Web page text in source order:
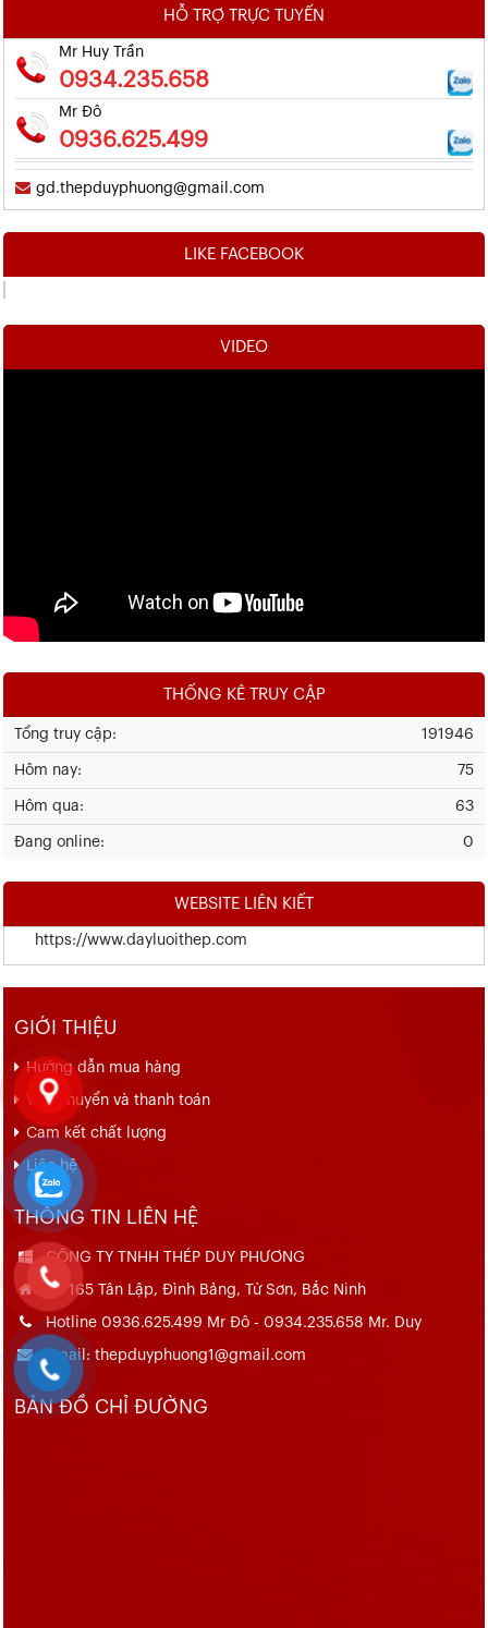
HỖ TRỢ TRỰC TUYẾN
Mr Huy Trần
0934.235.658
Mr Đô
0936.625.499
gd.thepduyphuong@gmail.com
LIKE FACEBOOK
VIDEO
THỐNG KÊ TRUY CẬP
191946
Tổng truy cập:
75
Hôm nay:
63
Hôm qua:
0
Đang online:
WEBSITE LIÊN KIẾT
https://www.dayluoithep.com
GIỚI THIỆU
Hướng dẫn mua hàng
Vận chuyển và thanh toán
Cam kết chất lượng
Liên hệ
THÔNG TIN LIÊN HỆ
CÔNG TY TNHH THÉP DUY PHƯƠNG
Số 165 Tân Lập, Đình Bảng, Từ Sơn, Bắc Ninh
Hotline 0936.625.499 Mr Đô - 0934.235.658 Mr. Duy
Email: thepduyphuong1@gmail.com
BẢN ĐỒ CHỈ ĐƯỜNG